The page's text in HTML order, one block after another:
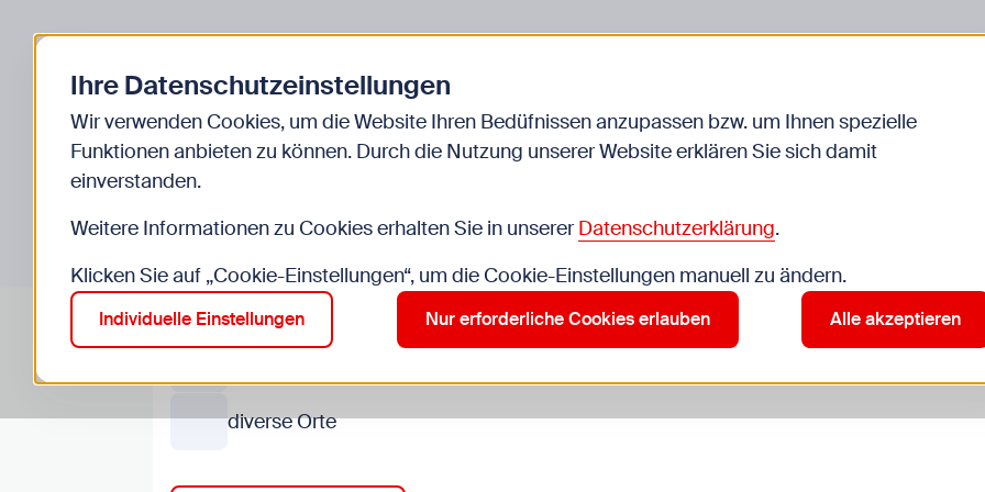
GRATIS
Stadtwildnis erleben
Do, 20.8., 10:00–13:00
6 bis 12 Jahre, Gruppen willkommen, Begleitperson
erforderlich
diverse Orte
Anmeldung
Ihre Datenschutzeinstellungen
Wir verwenden Cookies, um die Website Ihren Bedüfnissen anzupassen bzw. um Ihnen spezielle
Funktionen anbieten zu können. Durch die Nutzung unserer Website erklären Sie sich damit
einverstanden.
Weitere Informationen zu Cookies erhalten Sie in unsererDatenschutzerklärung.
Klicken Sie auf „Cookie-Einstellungen“, um die Cookie-Einstellungen manuell zu ändern.
Individuelle Einstellungen Nur erforderliche Cookies erlauben Alle akzeptieren